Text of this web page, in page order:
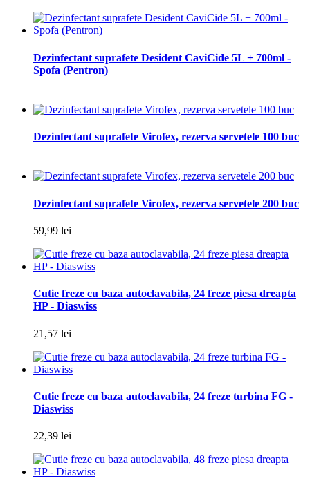
Dezinfectant suprafete Desident CaviCide 5L + 700ml -
Spofa (Pentron)
Dezinfectant suprafete Virofex, rezerva servetele 100 buc
Dezinfectant suprafete Virofex, rezerva servetele 200 buc
59,99 lei
Cutie freze cu baza autoclavabila, 24 freze piesa dreapta
HP - Diaswiss
21,57 lei
Cutie freze cu baza autoclavabila, 24 freze turbina FG -
Diaswiss
22,39 lei